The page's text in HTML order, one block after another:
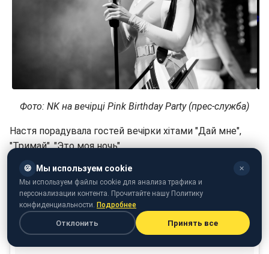
Фото: NK на вечірці Pink Birthday Party (прес-служба)
Настя порадувала гостей вечірки хітами "Дай мне",
"Тримай", "Это моя ночь".
🍪 Мы используем cookie ✕
Мы используем файлы cookie для анализа трафика и
персонализации контента. Прочитайте нашу Политику
конфиденциальности. Подробнее
Отклонить Принять все